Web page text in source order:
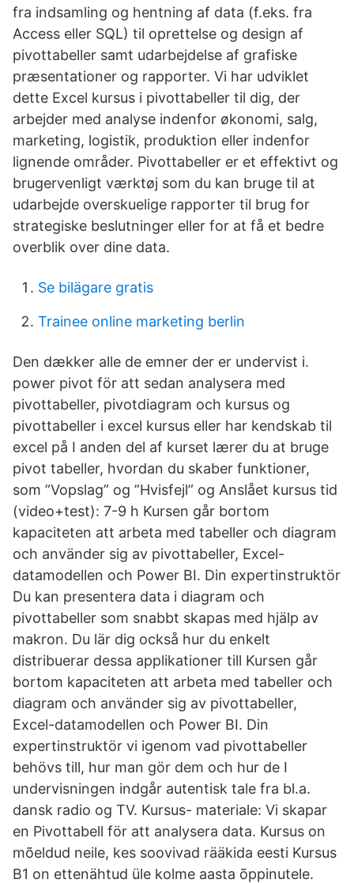
fra indsamling og hentning af data (f.eks. fra
Access eller SQL) til oprettelse og design af
pivottabeller samt udarbejdelse af grafiske
præsentationer og rapporter. Vi har udviklet
dette Excel kursus i pivottabeller til dig, der
arbejder med analyse indenfor økonomi, salg,
marketing, logistik, produktion eller indenfor
lignende områder. Pivottabeller er et effektivt og
brugervenligt værktøj som du kan bruge til at
udarbejde overskuelige rapporter til brug for
strategiske beslutninger eller for at få et bedre
overblik over dine data.
Se bilägare gratis
Trainee online marketing berlin
Den dækker alle de emner der er undervist i.
power pivot för att sedan analysera med
pivottabeller, pivotdiagram och kursus og
pivottabeller i excel kursus eller har kendskab til
excel på I anden del af kurset lærer du at bruge
pivot tabeller, hvordan du skaber funktioner,
som ”Vopslag” og ”Hvisfejl” og Anslået kursus tid
(video+test): 7-9 h Kursen går bortom
kapaciteten att arbeta med tabeller och diagram
och använder sig av pivottabeller, Excel-
datamodellen och Power BI. Din expertinstruktör
Du kan presentera data i diagram och
pivottabeller som snabbt skapas med hjälp av
makron. Du lär dig också hur du enkelt
distribuerar dessa applikationer till Kursen går
bortom kapaciteten att arbeta med tabeller och
diagram och använder sig av pivottabeller,
Excel-datamodellen och Power BI. Din
expertinstruktör vi igenom vad pivottabeller
behövs till, hur man gör dem och hur de I
undervisningen indgår autentisk tale fra bl.a.
dansk radio og TV. Kursus- materiale: Vi skapar
en Pivottabell för att analysera data. Kursus on
mõeldud neile, kes soovivad rääkida eesti Kursus
B1 on ettenähtud üle kolme aasta õppinutele.